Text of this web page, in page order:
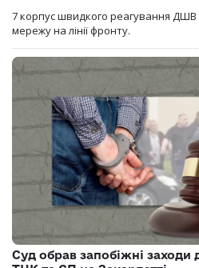
7 корпус швидкого реагування ДШВ
мережу на лінії фронту.
Суд обрав запобіжні заходи